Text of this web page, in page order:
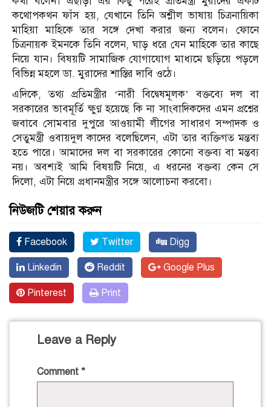
কথোপকথন ফাঁস হয়, যেখানে তিনি অশ্লীল ভাষায় চিত্রনায়িকা
মাহিয়া মাহিকে তার সঙ্গে দেখা করার জন্য বলেন। ফোনে
চিত্রনায়ক ইমনকে তিনি বলেন, ঘাড় ধরে যেন মাহিকে তার কাছে
নিয়ে যান। বিষয়টি সামাজিক যোগাযোগ মাধ্যমে ছড়িয়ে পড়লে
বিভিন্ন মহলে ডা. মুরাদের শাস্তির দাবি ওঠে।
এদিকে, তথ্য প্রতিমন্ত্রীর ‘নারী বিদ্বেষমূলক’ বক্তব্যে দল বা
সরকারের ভাবমূর্তি ক্ষুণ্ণ হয়েছে কি না সাংবাদিকদের এমন প্রশ্নের
জবাবে সোমবার দুপুরে আওয়ামী লীগের সাধারণ সম্পাদক ও
সেতুমন্ত্রী ওবায়দুল কাদের বলেছিলেন, এটা তার ব্যক্তিগত মন্তব্য
হতে পারে। আমাদের দল বা সরকারের কোনো বক্তব্য বা মন্তব্য
নয়। অবশ্যই আমি বিষয়টি নিয়ে, এ ধরনের বক্তব্য কেন সে
দিলো, এটা নিয়ে প্রধানমন্ত্রীর সঙ্গে আলোচনা করবো।
নিউজটি শেয়ার করুন
Facebook Twitter Digg
Linkedin Reddit Google Plus
Pinterest Print
Leave a Reply
Comment *